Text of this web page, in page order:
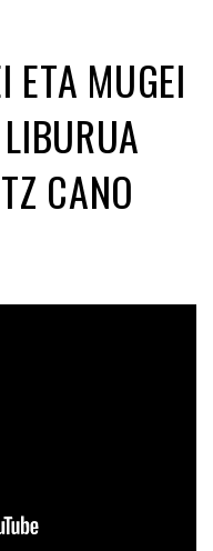
ETA MUGEI
CANO